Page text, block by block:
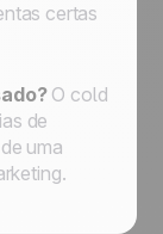
certas
O cold
de
uma